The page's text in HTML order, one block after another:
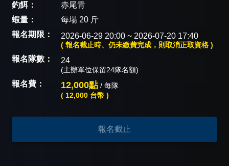
釣餌：
赤尾青
蝦量：
每場 20 斤
報名期限：
2026-06-29 20:00 ~ 2026-07-20 17:40
( 報名截止時、仍未繳費完成，則取消正取資格 )
報名隊數： 24
(主辦單位保留24隊名額)
報名費： 12,000點/ 每隊
( 12,000 台幣 )
報名截止